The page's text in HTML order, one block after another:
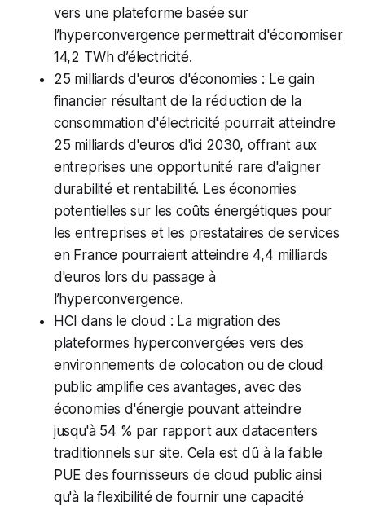
vers une plateforme basée sur
l’hyperconvergence permettrait d'économiser
14,2 TWh d’électricité.
25 milliards d'euros d'économies : Le gain
financier résultant de la réduction de la
consommation d'électricité pourrait atteindre
25 milliards d'euros d'ici 2030, offrant aux
entreprises une opportunité rare d'aligner
durabilité et rentabilité. Les économies
potentielles sur les coûts énergétiques pour
les entreprises et les prestataires de services
en France pourraient atteindre 4,4 milliards
d'euros lors du passage à
l’hyperconvergence.
HCI dans le cloud : La migration des
plateformes hyperconvergées vers des
environnements de colocation ou de cloud
public amplifie ces avantages, avec des
économies d'énergie pouvant atteindre
jusqu'à 54 % par rapport aux datacenters
traditionnels sur site. Cela est dû à la faible
PUE des fournisseurs de cloud public ainsi
qu'à la flexibilité de fournir une capacité